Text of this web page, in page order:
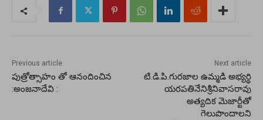
Previous article
పుత్రోత్సాహం తో ఆనందించిన
:అంజనాదేవి :
Next article
టి.డి.పి.గురజాల ఉమ్మడి అభ్యర్థి
యరపతినేనిశ్రీనివాసరావు
అత్యదిక మెజార్టీతో
గెలుపొందాలని